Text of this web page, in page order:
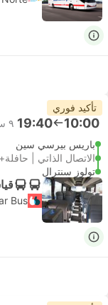
تأكيد فوري
10:00
19:40 ٩ ساعات و‫40 دقائق
باريس بيرسي سين
الاتصال الذاتي |
تولوز سنترال
Bus